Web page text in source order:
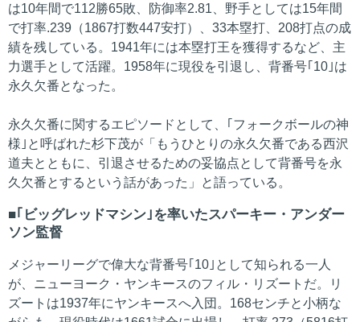
は10年間で112勝65敗、防御率2.81、野手としては15年間
で打率.239（1867打数447安打）、33本塁打、208打点の成
績を残している。1941年には本塁打王を獲得するなど、主
力選手として活躍。1958年に現役を引退し、背番号｢10｣は
永久欠番となった。
永久欠番に関するエピソードとして、｢フォークボールの神
様｣と呼ばれた杉下茂が「もうひとりの永久欠番である西沢
道夫とともに、引退させるための妥協点として背番号を永
久欠番とするという話があった」と語っている。
｢ビッグレッドマシン｣を率いたスパーキー・アンダー
ソン監督
メジャーリーグで偉大な背番号｢10｣として知られる一人
が、ニューヨーク・ヤンキースのフィル・リズートだ。リ
ズートは1937年にヤンキースへ入団。168センチと小柄な